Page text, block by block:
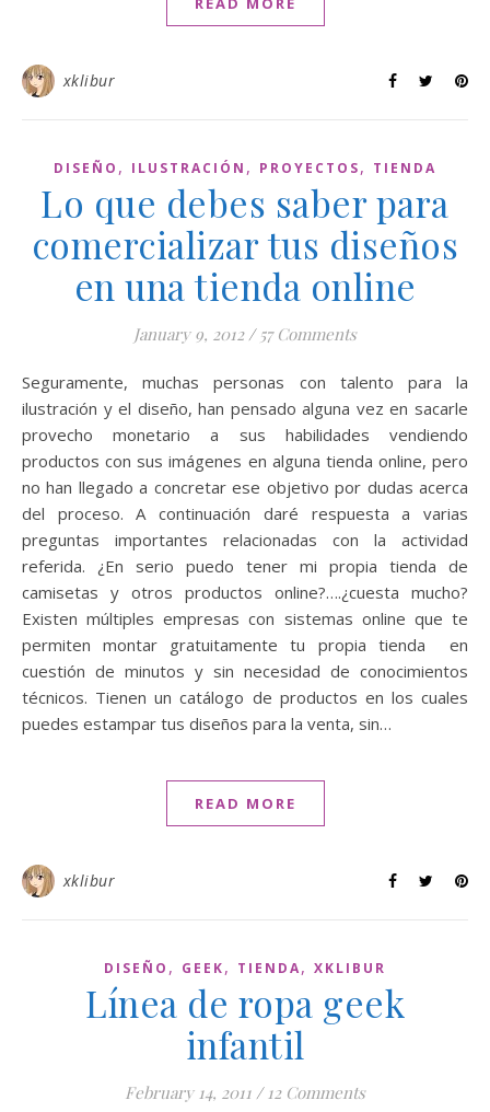
xklibur
DISEÑO , ILUSTRACIÓN , PROYECTOS, TIENDA
Lo que debes saber para
comercializar tus diseños
en una tienda online
January 9, 2012 / 57 Comments
Seguramente, muchas personas con talento para la
ilustración y el diseño, han pensado alguna vez en sacarle
provecho monetario a sus habilidades vendiendo
productos con sus imágenes en alguna tienda online, pero
no han llegado a concretar ese objetivo por dudas acerca
del proceso. A continuación daré respuesta a varias
preguntas importantes relacionadas con la actividad
referida. ¿En serio puedo tener mi propia tienda de
camisetas y otros productos online?….¿cuesta mucho?
Existen múltiples empresas con sistemas online que te
permiten montar gratuitamente tu propia tienda en
cuestión de minutos y sin necesidad de conocimientos
técnicos. Tienen un catálogo de productos en los cuales
puedes estampar tus diseños para la venta, sin…
READ MORE
xklibur
DISEÑO , GEEK, TIENDA, XKLIBUR
Línea de ropa geek
infantil
February 14, 2011 / 12 Comments